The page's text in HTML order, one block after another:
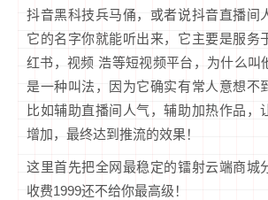
抖音黑科技兵马俑，或者说抖音直播间
它的名字你就能听出来，它主要是服务
红书，视频 浩等短视频平台，为什么叫
是一种叫法，因为它确实有常人意想不
比如辅助直播间人气，辅助加热作品，
增加，最终达到推流的效果！
这里首先把全网最稳定的镭射云端商城
收费1999还不给你最高级！